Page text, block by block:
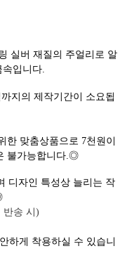
실버 재질의 주얼리로 알
입니다.
지의 제작기간이 소요됩
한 맞춤상품으로 7천원이
불가능합니다.◎
디자인 특성상 늘리는 작
반송 시)
하게 착용하실 수 있습니